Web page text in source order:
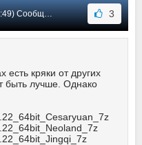
#611 3
есть кряки от других
быть лучше. Однако